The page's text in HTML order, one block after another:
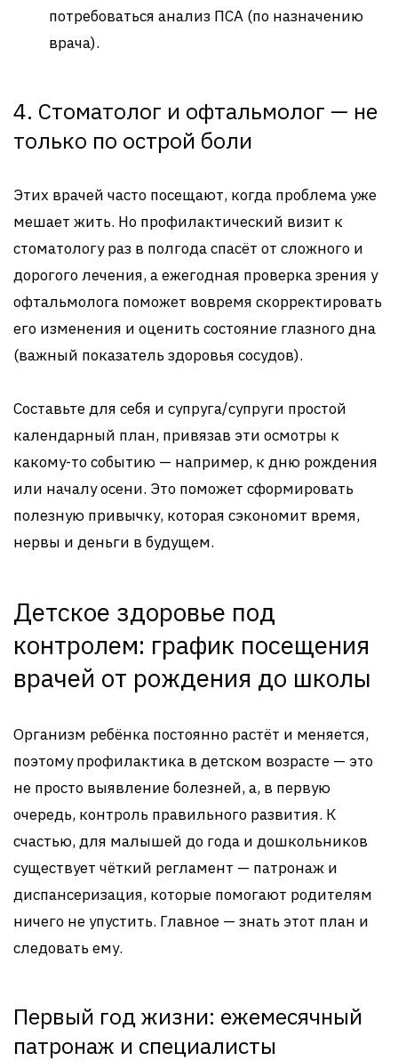
потребоваться анализ ПСА (по назначению
врача).
4. Стоматолог и офтальмолог — не
только по острой боли
Этих врачей часто посещают, когда проблема уже
мешает жить. Но профилактический визит к
стоматологу раз в полгода спасёт от сложного и
дорогого лечения, а ежегодная проверка зрения у
офтальмолога поможет вовремя скорректировать
его изменения и оценить состояние глазного дна
(важный показатель здоровья сосудов).
Составьте для себя и супруга/супруги простой
календарный план, привязав эти осмотры к
какому-то событию — например, к дню рождения
или началу осени. Это поможет сформировать
полезную привычку, которая сэкономит время,
нервы и деньги в будущем.
Детское здоровье под
контролем: график посещения
врачей от рождения до школы
Организм ребёнка постоянно растёт и меняется,
поэтому профилактика в детском возрасте — это
не просто выявление болезней, а, в первую
очередь, контроль правильного развития. К
счастью, для малышей до года и дошкольников
существует чёткий регламент — патронаж и
диспансеризация, которые помогают родителям
ничего не упустить. Главное — знать этот план и
следовать ему.
Первый год жизни: ежемесячный
патронаж и специалисты